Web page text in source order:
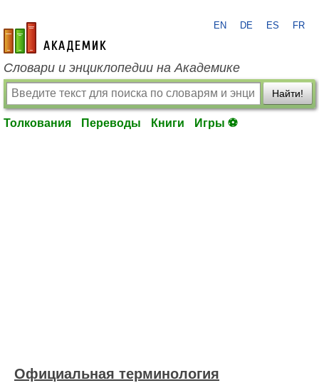
academic.ru
EN DE ES FR
Словари и энциклопедии на Академике
Найти!
Толкования Переводы Книги Игры ⚽
Официальная терминология